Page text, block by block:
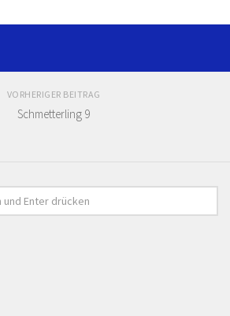
VORHERIGER BEITRAG
Schmetterling 9